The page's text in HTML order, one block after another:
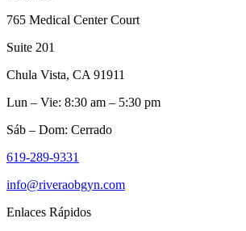
765 Medical Center Court
Suite 201
Chula Vista, CA 91911
Lun – Vie: 8:30 am – 5:30 pm
Sáb – Dom: Cerrado
619-289-9331
info@riveraobgyn.com
Enlaces Rápidos